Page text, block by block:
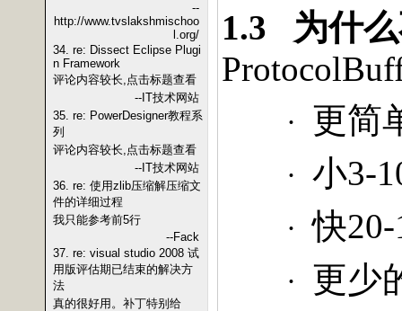
--
http://www.tvslakshmischoo
l.org/
34. re: Dissect Eclipse Plugi
n Framework
评论内容较长,点击标题查看
--IT技术网站
35. re: PowerDesigner教程系
列
评论内容较长,点击标题查看
--IT技术网站
36. re: 使用zlib压缩解压缩文
件的详细过程
我只能参考前5行
--Fack
37. re: visual studio 2008 试
用版评估期已结束的解决方
法
真的很好用。补丁特别给
1.3 为什
· 更简
· 小3-
· 快
· 更少